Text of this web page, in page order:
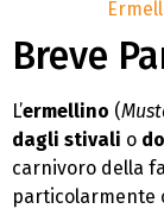
Breve
L’ermellino (
dagli stivali o
carnivoro della
particolarmente